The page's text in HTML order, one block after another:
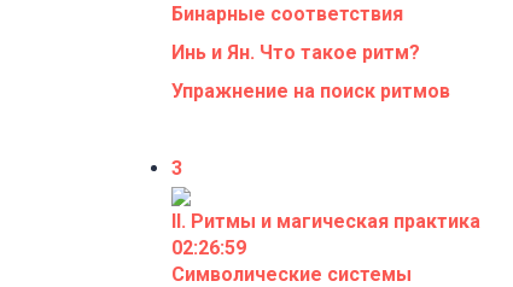
Бинарные соответствия
Инь и Ян. Что такое ритм?
Упражнение на поиск ритмов
3
II. Ритмы и магическая практика
02:26:59
Символические системы